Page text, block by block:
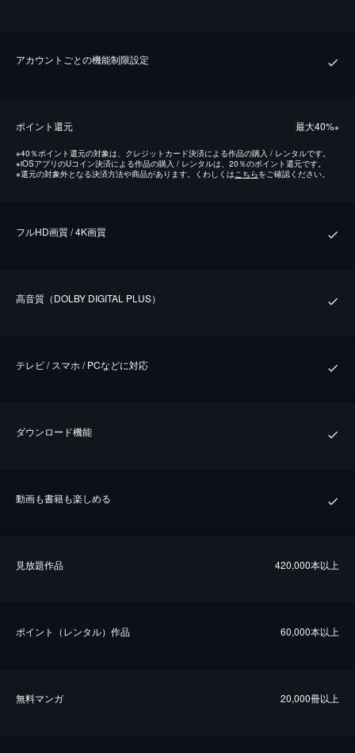
アカウントごとの機能制限設定
ポイント還元 最⼤40%※
※40％ポイント還元の対象は、クレジットカード決済による作品の購入 / レンタルです。
※iOSアプリのUコイン決済による作品の購入 / レンタルは、20％のポイント還元です。
※還元の対象外となる決済方法や商品があります。くわしくは こちらをご確認ください。
フルHD画質 / 4K画質
⾼⾳質（DOLBY DIGITAL PLUS）
テレビ / スマホ / PCなどに対応
ダウンロード機能
動画も書籍も楽しめる
⾒放題作品 420,000本以上
ポイント（レンタル）作品 60,000本以上
無料マンガ 20,000冊以上